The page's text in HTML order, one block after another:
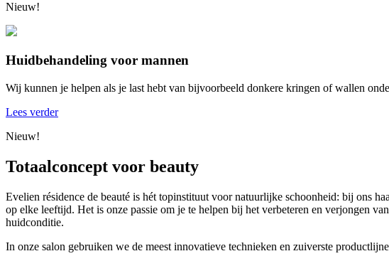
Nieuw!
Huidbehandeling voor mannen
Wij kunnen je helpen als je last hebt van bijvoorbeeld donkere kringen of wallen
Lees verder
Nieuw!
Totaalconcept voor beauty
Evelien résidence de beauté is hét topinstituut voor natuurlijke schoonheid: bij ons
op elke leeftijd. Het is onze passie om je te helpen bij het verbeteren en verjongen
huidconditie.
In onze salon gebruiken we de meest innovatieve technieken en zuiverste